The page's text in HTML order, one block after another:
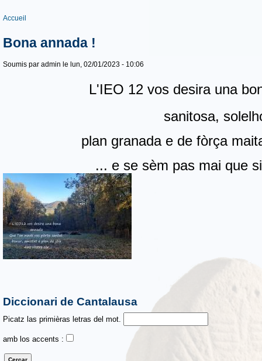
Vous êtes ici
Accueil
Bona annada !
Soumis par admin le lun, 02/01/2023 - 10:06
L'IEO 12 vos desira una
sanitosa,
plan granada e de fòrça
... e se sèm pas mai que
Diccionari de Cantalausa
Picatz las primièras letras del mot.
amb los accents :